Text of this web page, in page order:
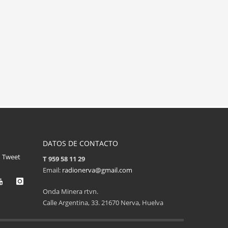
Tweet
DATOS DE CONTACTO
T 959 58 11 29
Email: radionerva@gmail.com
Onda Minera rtvn.
Calle Argentina, 33. 21670 Nerva, Huelva